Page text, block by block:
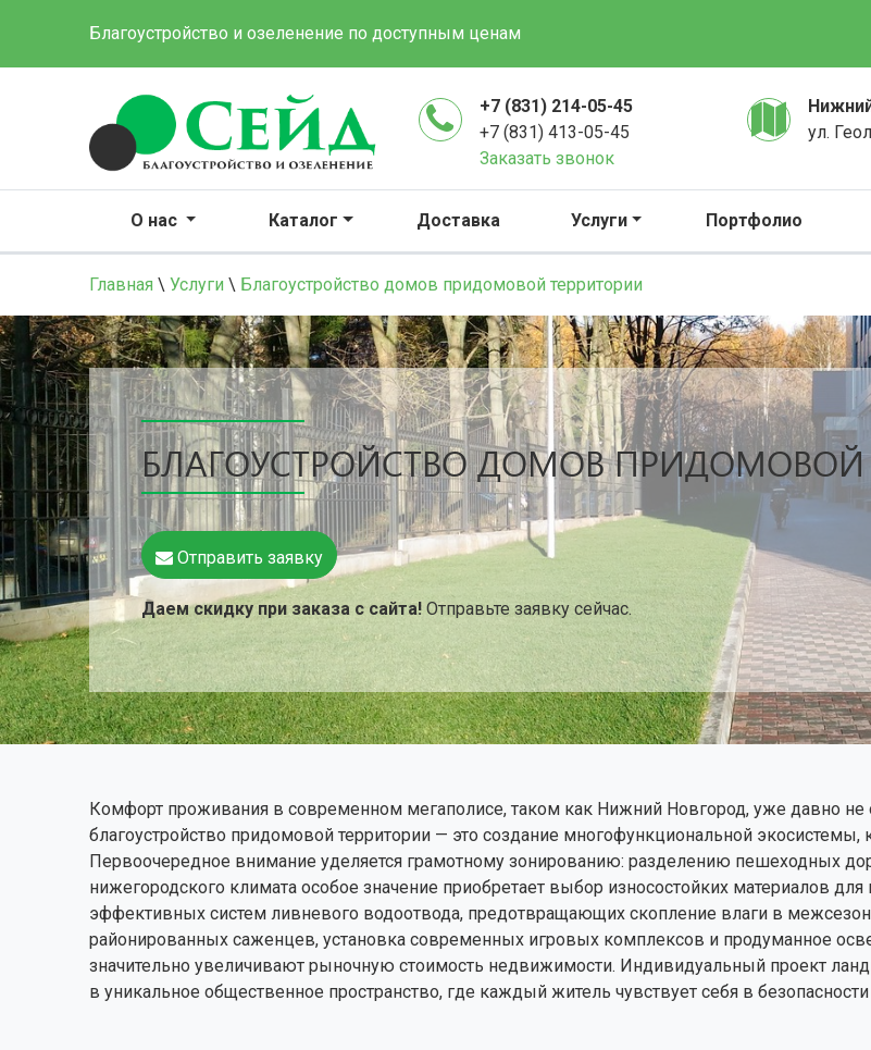
Благоустройство и озеленение по доступным ценам
+7 (831) 214-05-45
+7 (831) 413-05-45
Заказать звонок
ул.
О нас Каталог Доставка Услуги Портфолио
Главная \ Услуги \ Благоустройство домов придомовой территории
БЛАГОУСТРОЙСТВО ДОМОВ ПРИДОМОВОЙ
Отправить заявку
Даем скидку при заказа с сайта! Отправьте заявку сейчас.
Комфорт проживания в современном мегаполисе, таком как Нижний Новгород, уже давно не
благоустройство придомовой территории — это создание многофункциональной экосистемы,
Первоочередное внимание уделяется грамотному зонированию: разделению пешеходных
нижегородского климата особое значение приобретает выбор износостойких материалов
эффективных систем ливневого водоотвода, предотвращающих скопление влаги в
районированных саженцев, установка современных игровых комплексов и продуманное
значительно увеличивают рыночную стоимость недвижимости. Индивидуальный проект
в уникальное общественное пространство, где каждый житель чувствует себя в